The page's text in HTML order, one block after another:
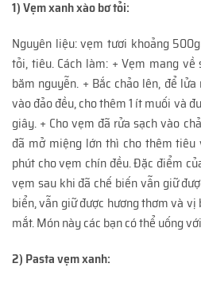
1) Vẹm xanh xào bơ tỏi:
Nguyên liệu: vẹm tươi khoảng
tỏi, tiêu. Cách làm: + Vẹm mang
băm nguyễn. + Bắc chảo lên, để
vào đảo đều, cho thêm 1 ít muối và
giây. + Cho vẹm đã rửa sạch vào
đã mở miệng lớn thì cho thêm
phút cho vẹm chín đều. Đặc điểm
vẹm sau khi đã chế biến vẫn giữ
biển, vẫn giữ được hương thơm và
mắt. Món này các bạn có thể uống
2) Pasta vẹm xanh: